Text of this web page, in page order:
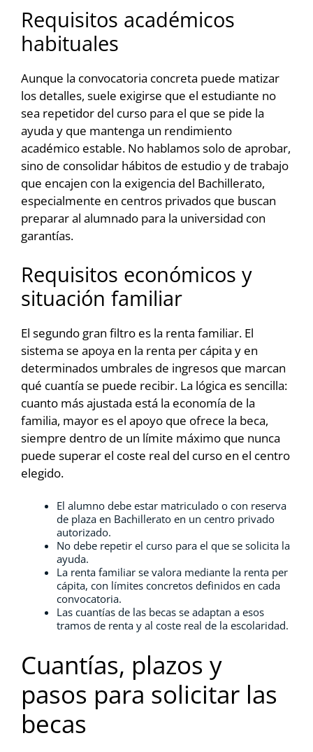
Requisitos académicos
habituales
Aunque la convocatoria concreta puede matizar
los detalles, suele exigirse que el estudiante no
sea repetidor del curso para el que se pide la
ayuda y que mantenga un rendimiento
académico estable. No hablamos solo de aprobar,
sino de consolidar hábitos de estudio y de trabajo
que encajen con la exigencia del Bachillerato,
especialmente en centros privados que buscan
preparar al alumnado para la universidad con
garantías.
Requisitos económicos y
situación familiar
El segundo gran filtro es la renta familiar. El
sistema se apoya en la renta per cápita y en
determinados umbrales de ingresos que marcan
qué cuantía se puede recibir. La lógica es sencilla:
cuanto más ajustada está la economía de la
familia, mayor es el apoyo que ofrece la beca,
siempre dentro de un límite máximo que nunca
puede superar el coste real del curso en el centro
elegido.
El alumno debe estar matriculado o con reserva
de plaza en Bachillerato en un centro privado
autorizado.
No debe repetir el curso para el que se solicita la
ayuda.
La renta familiar se valora mediante la renta per
cápita, con límites concretos definidos en cada
convocatoria.
Las cuantías de las becas se adaptan a esos
tramos de renta y al coste real de la escolaridad.
Cuantías, plazos y
pasos para solicitar las
becas